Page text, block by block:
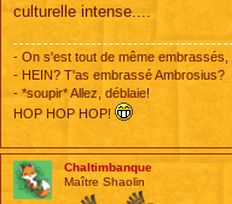
culturelle intense....
- On s'est tout de même embrassés,
- HEIN? T'as embrassé Ambrosius?
- *soupir* Allez, déblaie!
HOP HOP HOP!
Chaltimbanque
Maître Shaolin